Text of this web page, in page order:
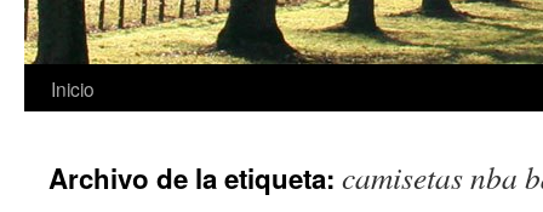
Saltar
contenido
Inicio
Archivo de la etiqueta: camisetas nba